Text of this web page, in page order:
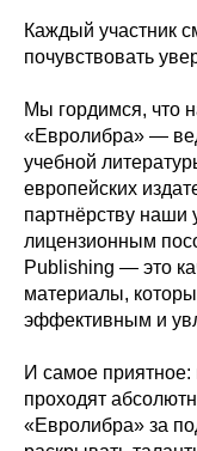
Каждый участник
почувствовать
Мы гордимся, что
«Евролибра» —
учебной
европейских
партнёрству наши
лицензионным
Publishing — это
материалы,
эффективным и
И самое
проходят
«Евролибра» за